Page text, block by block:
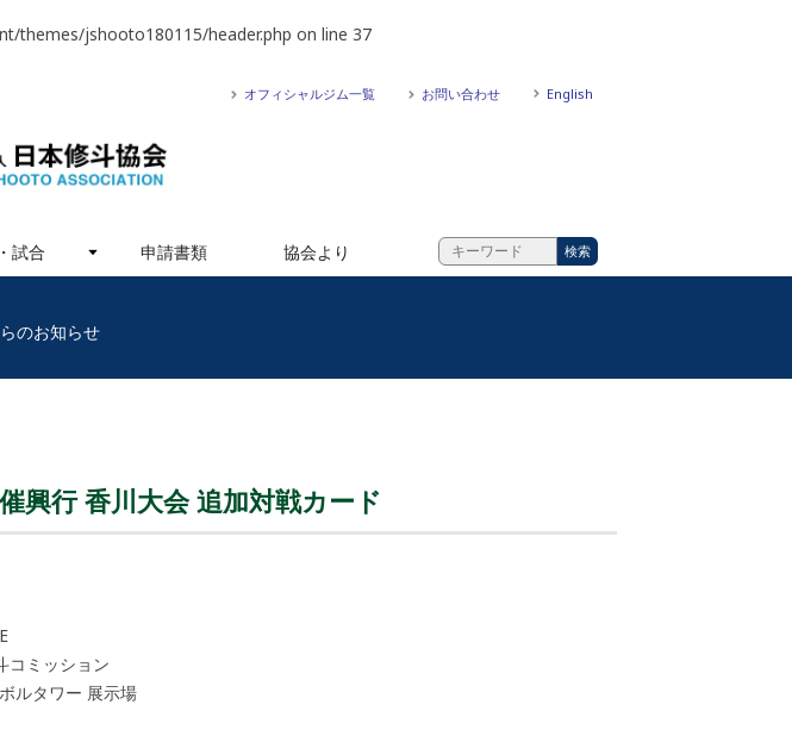
themes/jshooto180115/header.php on line 37
オフィシャルジム一覧 お問い合わせ English
試合 申請書類 協会より
のお知らせ
興行 香川大会 追加対戦カード
コミッション
ルタワー 展示場